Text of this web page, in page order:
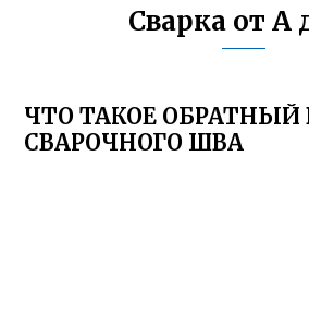
Сварка от А
ЧТО ТАКОЕ ОБРАТНЫЙ
СВАРОЧНОГО ШВА